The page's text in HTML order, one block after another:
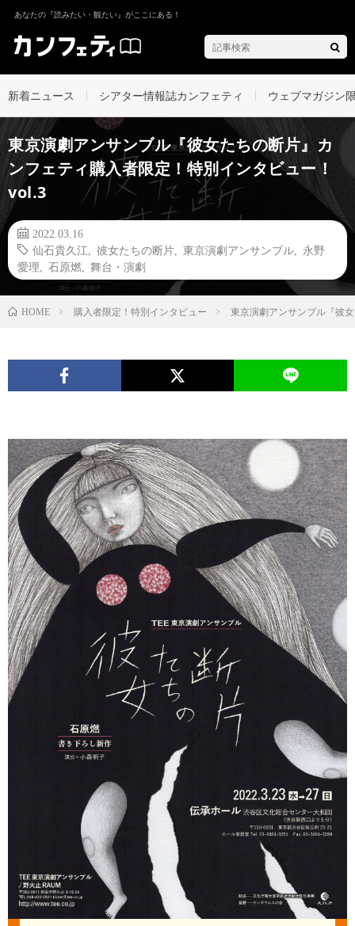
あなたの『読みたい・観たい』がここにある！
新着ニュース シアター情報誌カンフェティ ウェブマガジン
東京演劇アンサンブル『彼女たちの断片』カ
ンフェティ購入者限定！特別インタビュー！
vol.3
2022.03.16
仙石貴久江
彼女たちの断片 東京演劇アンサンブル
永野
愛理
石原燃 舞台・演劇
HOME 購入者限定！特別インタビュー 東京演劇アンサンブル『彼